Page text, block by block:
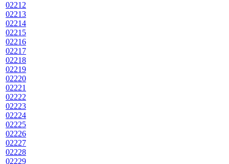
02212
02213
02214
02215
02216
02217
02218
02219
02220
02221
02222
02223
02224
02225
02226
02227
02228
02229